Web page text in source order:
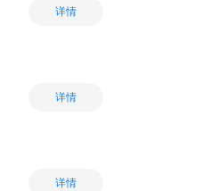
详情
详情
详情